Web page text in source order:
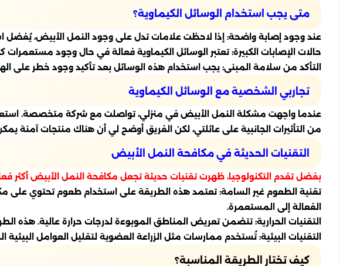
متى يجب استخدام الوسائل الكيماوية؟
عند وجود إصابة واضحة: إذا لاحظت علامات تدل على وجود النمل الأبيض، يُفضل
حالات الإصابات الكبيرة: تعتبر الوسائل الكيماوية فعالة في حال وجود
التأكد من سلامة المبنى: يجب استخدام هذه الوسائل بعد تأكيد وجود خطر على
تجاربي الشخصية مع الوسائل الكيماوية
عندما واجهت مشكلة النمل الأبيض في منزلي، تواصلت مع شركة متخصصة.
من التأثيرات الجانبية على عائلتي، لكن الفريق أوضح لي أن هناك منتجات آمنة
التقنيات الحديثة في مكافحة النمل الأبيض
بفضل تقدم التكنولوجيا، ظهرت تقنيات حديثة تجعل مكافحة النمل الأبيض أكثر
تقنية الطعوم غير السامة: تعتمد هذه الطريقة على استخدام طعوم تحتوي على
الفعالة إلى المستعمرة.
التقنيات الحرارية: تتضمن تعريض المناطق الموبوءة لدرجات حرارة عالية. هذه
التقنيات البيئية: تُستخدم ممارسات مثل الزراعة العضوية لتقليل العوامل
كيف تختار الطريقة المناسبة؟